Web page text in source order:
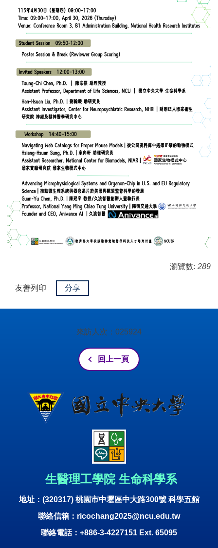
瀏覽數: 289
友善列印 分享
來訪人次： 025924
回上一頁
生醫理工學院 生命科學系
地址：(320317) 桃園市中壢區中大路300號 科學五館
聯絡信箱：ricochang2025@ncu.edu.tw
聯絡電話：+886-3-4227151 Ext. 65095